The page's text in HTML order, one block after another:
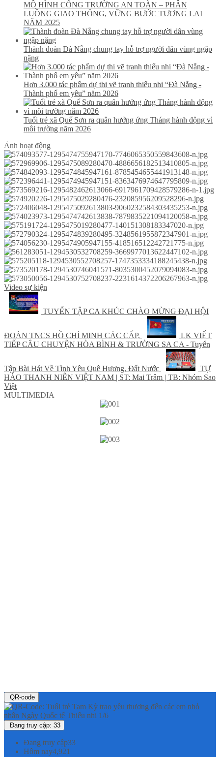
MÔ HÌNH CỔNG TRƯỜNG AN TOÀN – PHÂN
LUỒNG GIAO THÔNG, VỮNG BƯỚC TƯƠNG LAI
NĂM 2025
Thành đoàn Đà Nẵng chung tay hỗ trợ người dân vùng ngập
nặng
Hơn 3.000 tác phẩm dự thi vẽ tranh thiếu nhi “Đà Nẵng -
Thành phố em yêu” năm 2026
Tuổi trẻ xã Quế Sơn ra quân hưởng ứng Tháng hành động vì
môi trường năm 2026
Ảnh hoạt động
Video sự kiện
TUYỂN TẬP CA KHÚC CHÀO MỪNG ĐẠI HỘI
ĐOÀN TNCS HỒ CHÍ MINH CÁC CẤP,
LK VIẾT
TIẾP CÂU CHUYỆN HÒA BÌNH & TRƯỜNG SA CA - Tuyển
Tập Bài Hát Về Tình Yêu Quê Hương, Đất Nước
TỰ
HÀO THANH NIÊN VIỆT NAM | ST: Mai Trâm | TB: Nhóm Sao
Việt
MULTIMEDIA
QR-code
Đang truy cập: 33
Đang truy cập33
Hôm nay4,921